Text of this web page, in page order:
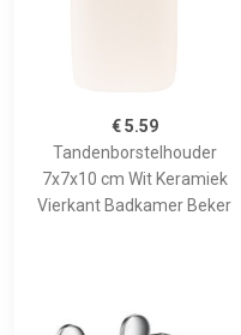
€ 5.59
Tandenborstelhouder
7x7x10 cm Wit Keramiek
Vierkant Badkamer Beker